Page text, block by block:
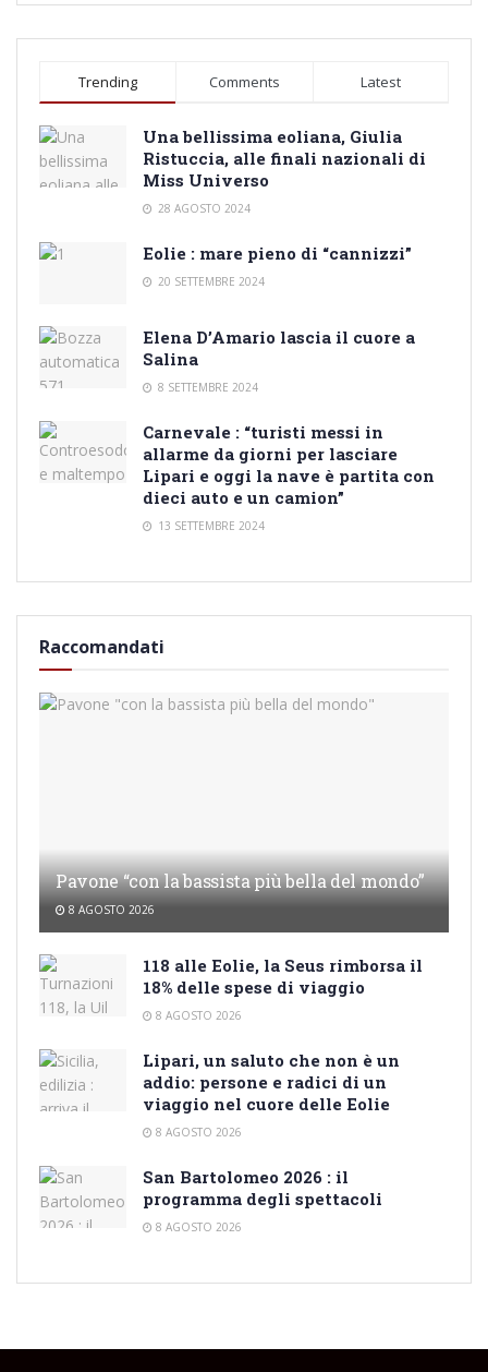
Trending Comments Latest
Una bellissima eoliana, Giulia
Ristuccia, alle finali nazionali di
Miss Universo
28 AGOSTO 2024
Eolie : mare pieno di “cannizzi”
20 SETTEMBRE 2024
Elena D’Amario lascia il cuore a
Salina
8 SETTEMBRE 2024
Carnevale : “turisti messi in
allarme da giorni per lasciare
Lipari e oggi la nave è partita con
dieci auto e un camion”
13 SETTEMBRE 2024
Raccomandati
Pavone “con la bassista più bella del mondo”
8 AGOSTO 2026
118 alle Eolie, la Seus rimborsa il
18% delle spese di viaggio
8 AGOSTO 2026
Lipari, un saluto che non è un
addio: persone e radici di un
viaggio nel cuore delle Eolie
8 AGOSTO 2026
San Bartolomeo 2026 : il
programma degli spettacoli
8 AGOSTO 2026